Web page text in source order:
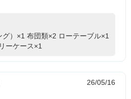
グ）×1 布団類×2 ローテーブル×1
ーケース×1
26/05/16